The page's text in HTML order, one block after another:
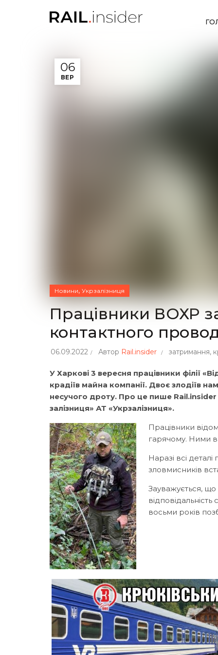
06
ВЕР
Новини, Укрзалізниця
Працівники ВОХР
контактного
06.09.2022 Автор Rail.insider затримання,
У Харкові 3 вересня працівники філії
крадіїв майна компанії. Двоє злодіїв
несучого дроту. Про це пише Rail.insider
залізниця» АТ «Укрзалізниця».
Працівники
гарячому. Ними
Наразі всі
зловмисників
Зауважується,
восьми років